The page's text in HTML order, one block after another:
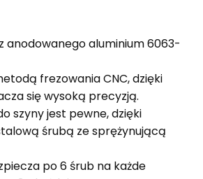
anodowanego aluminium 6063-
frezowania CNC, dzięki
się wysoką precyzją.
szyny jest pewne, dzięki
śrubą ze sprężynującą
po 6 śrub na każde